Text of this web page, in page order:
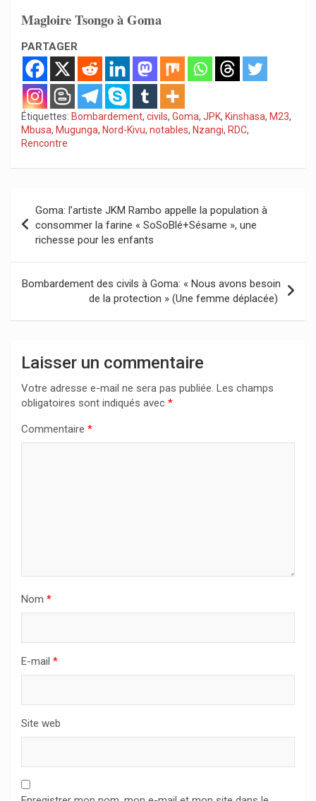
Magloire Tsongo à Goma
PARTAGER
Étiquettes: Bombardement, civils, Goma, JPK, Kinshasa, M23,
Mbusa, Mugunga, Nord-Kivu, notables, Nzangi, RDC,
Rencontre
de
l’article
Goma: l’artiste JKM Rambo appelle la population à
consommer la farine « SoSoBlé+Sésame », une
richesse pour les enfants
Bombardement des civils à Goma: « Nous avons besoin
de la protection » (Une femme déplacée)
Laisser un commentaire
Votre adresse e-mail ne sera pas publiée. Les champs
obligatoires sont indiqués avec *
Commentaire *
Nom *
E-mail *
Site web